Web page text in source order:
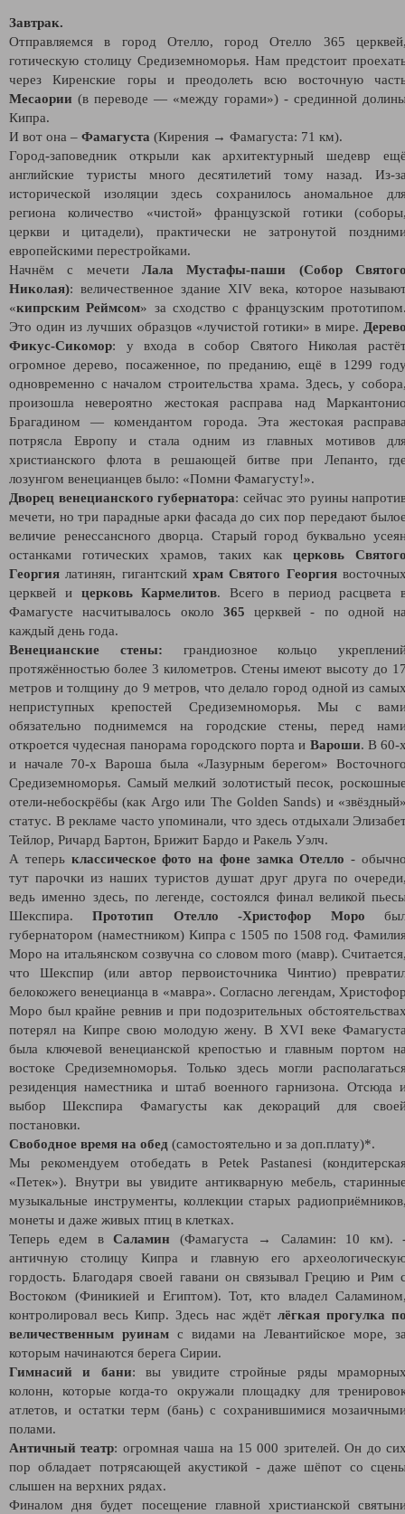
Завтрак.
Отправляемся в город Отелло, город Отелло 365
готическую столицу Средиземноморья. Нам предстоит
через Киренские горы и преодолеть всю восточную
Месаории (в переводе — «между горами») - срединной
Кипра.
И вот она – Фамагуста (Кирения → Фамагуста: 71 км).
Город-заповедник открыли как архитектурный шедевр
английские туристы много десятилетий тому назад. Из-
исторической изоляции здесь сохранилось аномальное
региона количество «чистой» французской готики
церкви и цитадели), практически не затронутой
европейскими перестройками.
Начнём с мечети Лала Мустафы-паши
(Собор
Николая): величественное здание XIV века, которое
«кипрским Реймсом» за сходство с французским
Это один из лучших образцов «лучистой готики» в мире.
Фикус-Сикомор: у входа в собор Святого Николая
огромное дерево, посаженное, по преданию, ещё в 1299
одновременно с началом строительства храма. Здесь, у
произошла невероятно жестокая расправа над
Брагадином — комендантом города. Эта жестокая
потрясла Европу и стала одним из главных мотивов
христианского флота в решающей битве при Лепанто,
лозунгом венецианцев было: «Помни Фамагусту!».
Дворец венецианского губернатора: сейчас это руины
мечети, но три парадные арки фасада до сих пор передают
величие ренессансного дворца. Старый город буквально
останками готических храмов, таких как церковь
Георгия латинян, гигантский храм Святого Георгия
церквей и церковь Кармелитов. Всего в период расцвета
Фамагусте насчитывалось около 365 церквей - по одной
каждый день года.
Венецианские стены: грандиозное кольцо
протяжённостью более 3 километров. Стены имеют высоту до
метров и толщину до 9 метров, что делало город одной из
неприступных крепостей Средиземноморья. Мы с
обязательно поднимемся на городские стены, перед
откроется чудесная панорама городского порта и Вароши. В 60-
и начале 70-х Вароша была «Лазурным берегом»
Средиземноморья. Самый мелкий золотистый песок,
отели-небоскрёбы (как Argo или The Golden Sands) и
статус. В рекламе часто упоминали, что здесь отдыхали
Тейлор, Ричард Бартон, Брижит Бардо и Ракель Уэлч.
А теперь классическое фото на фоне замка Отелло -
тут парочки из наших туристов душат друг друга по
ведь именно здесь, по легенде, состоялся финал великой
Шекспира.Прототип Отелло -Христофор Моро
губернатором (наместником) Кипра с 1505 по 1508 год.
Моро на итальянском созвучна со словом moro (мавр).
что Шекспир (или автор первоисточника Чинтио)
белокожего венецианца в «мавра». Согласно легендам,
Моро был крайне ревнив и при подозрительных
потерял на Кипре свою молодую жену. В XVI веке
была ключевой венецианской крепостью и главным портом
востоке Средиземноморья. Только здесь могли
резиденция наместника и штаб военного гарнизона. Отсюда
выбор Шекспира Фамагусты как декораций для
постановки.
Свободное время на обед (самостоятельно и за доп.плату)*.
Мы рекомендуем отобедать в Petek Pastanesi
«Петек»). Внутри вы увидите антикварную мебель,
музыкальные инструменты, коллекции старых
монеты и даже живых птиц в клетках.
Теперь едем вСаламин (Фамагуста → Саламин: 10 км).
античную столицу Кипра и главную его
гордость. Благодаря своей гавани он связывал Грецию и Рим
Востоком (Финикией и Египтом). Тот, кто владел
контролировал весь Кипр. Здесь нас ждёт лёгкая прогулка
величественным руинамс видами на Левантийское море,
которым начинаются берега Сирии.
Гимнасий и бани: вы увидите стройные ряды
колонн, которые когда-то окружали площадку для
атлетов, и остатки терм (бань) с сохранившимися
полами.
Античный театр: огромная чаша на 15 000 зрителей. Он до
пор обладает потрясающей акустикой - даже шёпот со
слышен на верхних рядах.
Финалом дня будет посещение главной христианской